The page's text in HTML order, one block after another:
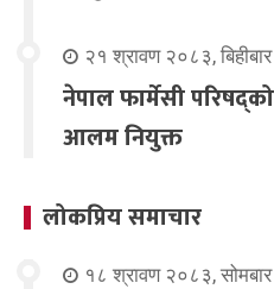
२१ श्रावण २०८३, बिहीबार
नेपाल फार्मेसी
आलम नियुक्त
लोकप्रिय समाचार
१८ श्रावण २०८३, सोमबार